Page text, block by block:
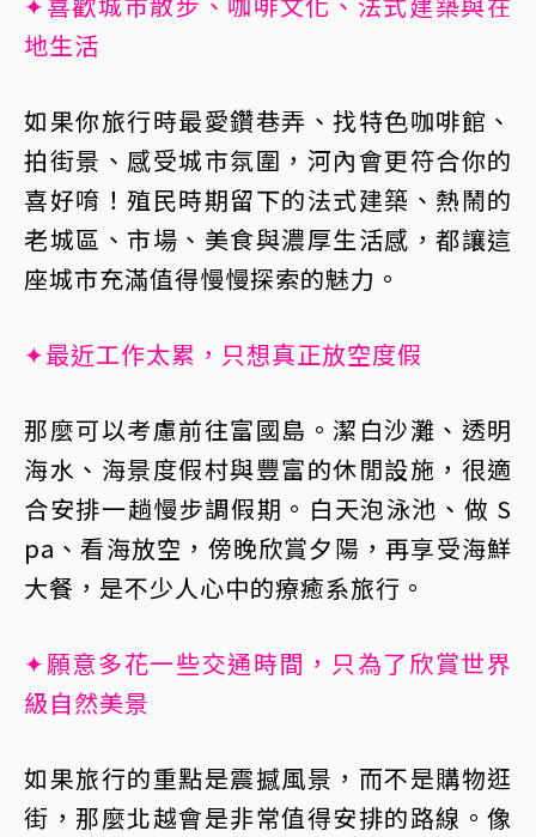
地生活
如果你旅行時最愛鑽巷弄、找特色咖啡館、
拍街景、感受城市氛圍，河內會更符合你的
喜好唷！殖民時期留下的法式建築、熱鬧的
老城區、市場、美食與濃厚生活感，都讓這
座城市充滿值得慢慢探索的魅力。
✦最近工作太累，只想真正放空度假
那麼可以考慮前往富國島。潔白沙灘、透明
海水、海景度假村與豐富的休閒設施，很適
合安排一趟慢步調假期。白天泡泳池、做 S
pa、看海放空，傍晚欣賞夕陽，再享受海鮮
大餐，是不少人心中的療癒系旅行。
✦願意多花一些交通時間，只為了欣賞世界
級自然美景
如果旅行的重點是震撼風景，而不是購物逛
街，那麼北越會是非常值得安排的路線。像